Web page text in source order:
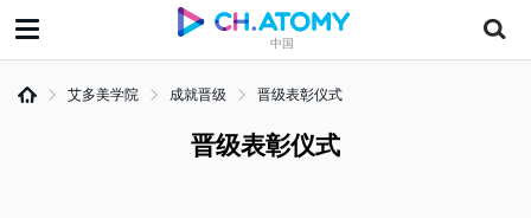
中国
艾多美学院 成就晋级 晋级表彰仪式
晋级表彰仪式